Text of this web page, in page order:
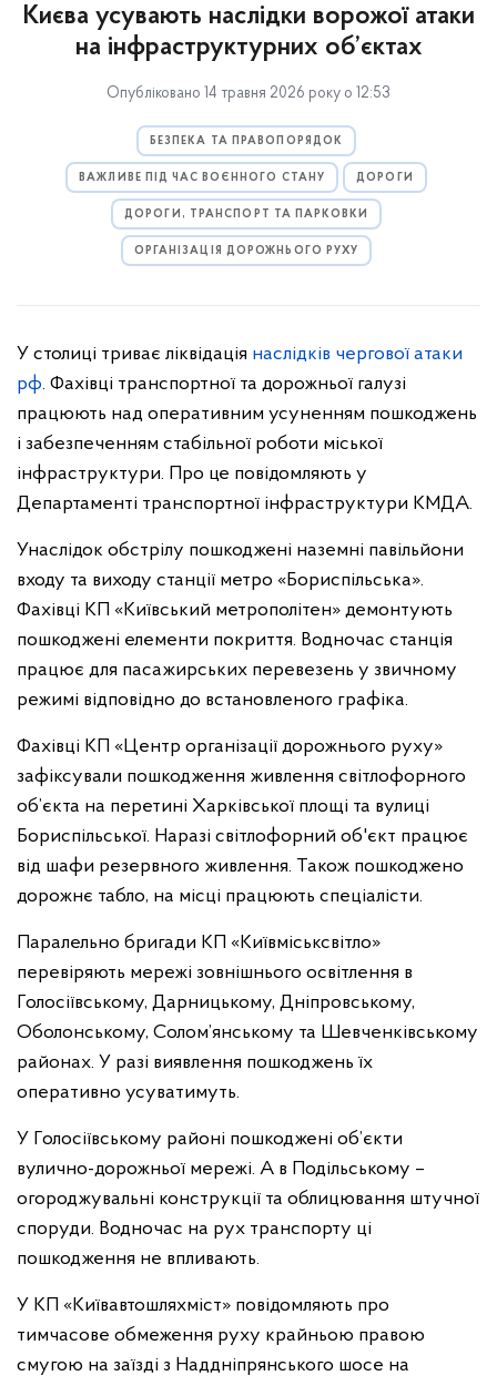
Києва усувають наслідки ворожої атаки
на інфраструктурних об’єктах
Опубліковано 14 травня 2026 року о 12:53
БЕЗПЕКА ТА ПРАВОПОРЯДОК
ВАЖЛИВЕ ПІД ЧАС ВОЄННОГО СТАНУ ДОРОГИ
ДОРОГИ, ТРАНСПОРТ ТА ПАРКОВКИ
ОРГАНІЗАЦІЯ ДОРОЖНЬОГО РУХУ
У столиці триває ліквідація наслідків чергової атаки
рф. Фахівці транспортної та дорожньої галузі
працюють над оперативним усуненням пошкоджень
і забезпеченням стабільної роботи міської
інфраструктури. Про це повідомляють у
Департаменті транспортної інфраструктури КМДА.
Унаслідок обстрілу пошкоджені наземні павільйони
входу та виходу станції метро «Бориспільська».
Фахівці КП «Київський метрополітен» демонтують
пошкоджені елементи покриття. Водночас станція
працює для пасажирських перевезень у звичному
режимі відповідно до встановленого графіка.
Фахівці КП «Центр організації дорожнього руху»
зафіксували пошкодження живлення світлофорного
об’єкта на перетині Харківської площі та вулиці
Бориспільської. Наразі світлофорний об'єкт працює
від шафи резервного живлення. Також пошкоджено
дорожнє табло, на місці працюють спеціалісти.
Паралельно бригади КП «Київміськсвітло»
перевіряють мережі зовнішнього освітлення в
Голосіївському, Дарницькому, Дніпровському,
Оболонському, Солом’янському та Шевченківському
районах. У разі виявлення пошкоджень їх
оперативно усуватимуть.
У Голосіївському районі пошкоджені об’єкти
вулично-дорожньої мережі. А в Подільському –
огороджувальні конструкції та облицювання штучної
споруди. Водночас на рух транспорту ці
пошкодження не впливають.
У КП «Київавтошляхміст» повідомляють про
тимчасове обмеження руху крайньою правою
смугою на заїзді з Наддніпрянського шосе на